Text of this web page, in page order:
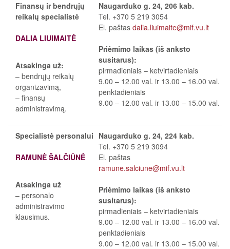
Finansų ir bendrųjų
reikalų specialistė
DALIA LIUIMAITĖ
Atsakinga už:
– bendrųjų reikalų
organizavimą,
– finansų
administravimą.
Naugarduko g. 24, 206 kab.
Tel. +370 5 219 3054
El. paštas dalia.liuimaite@mif.vu.lt
Priėmimo laikas (iš anksto
susitarus):
pirmadieniais – ketvirtadieniais
9.00 – 12.00 val. ir 13.00 – 16.00 val.
penktadieniais
9.00 – 12.00 val. ir 13.00 – 15.00 val.
Specialistė personalui
RAMUNĖ ŠALČIŪNĖ
Atsakinga už
– personalo
administravimo
klausimus.
Naugarduko g. 24, 224 kab.
Tel. +370 5 219 3094
El. paštas
ramune.salciune@mif.vu.lt
Priėmimo laikas (iš anksto
susitarus):
pirmadieniais – ketvirtadieniais
9.00 – 12.00 val. ir 13.00 – 16.00 val.
penktadieniais
9.00 – 12.00 val. ir 13.00 – 15.00 val.